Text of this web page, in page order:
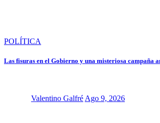
POLÍTICA
Las fisuras en el Gobierno y una misteriosa campaña
Valentino GalfréAgo 9, 2026